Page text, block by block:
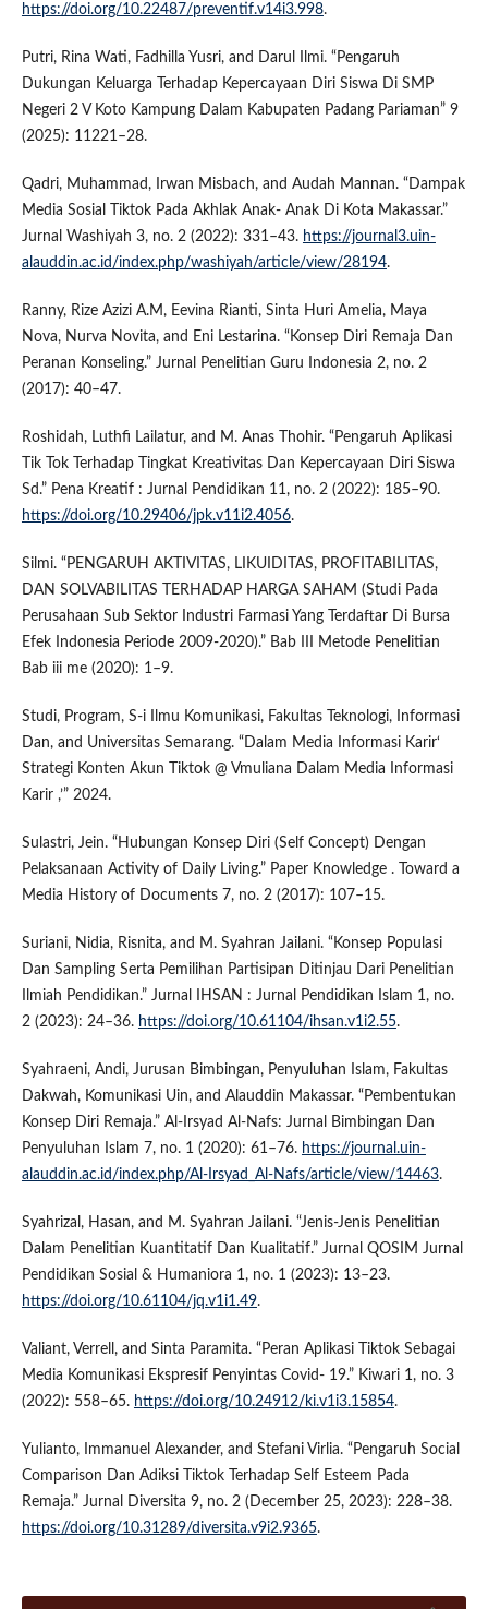
https://doi.org/10.22487/preventif.v14i3.998.
Putri, Rina Wati, Fadhilla Yusri, and Darul Ilmi. “Pengaruh
Dukungan Keluarga Terhadap Kepercayaan Diri Siswa Di SMP
Negeri 2 V Koto Kampung Dalam Kabupaten Padang Pariaman” 9
(2025): 11221–28.
Qadri, Muhammad, Irwan Misbach, and Audah Mannan. “Dampak
Media Sosial Tiktok Pada Akhlak Anak- Anak Di Kota Makassar.”
Jurnal Washiyah 3, no. 2 (2022): 331–43. https://journal3.uin-
alauddin.ac.id/index.php/washiyah/article/view/28194.
Ranny, Rize Azizi A.M, Eevina Rianti, Sinta Huri Amelia, Maya
Nova, Nurva Novita, and Eni Lestarina. “Konsep Diri Remaja Dan
Peranan Konseling.” Jurnal Penelitian Guru Indonesia 2, no. 2
(2017): 40–47.
Roshidah, Luthfi Lailatur, and M. Anas Thohir. “Pengaruh Aplikasi
Tik Tok Terhadap Tingkat Kreativitas Dan Kepercayaan Diri Siswa
Sd.” Pena Kreatif : Jurnal Pendidikan 11, no. 2 (2022): 185–90.
https://doi.org/10.29406/jpk.v11i2.4056.
Silmi. “PENGARUH AKTIVITAS, LIKUIDITAS, PROFITABILITAS,
DAN SOLVABILITAS TERHADAP HARGA SAHAM (Studi Pada
Perusahaan Sub Sektor Industri Farmasi Yang Terdaftar Di Bursa
Efek Indonesia Periode 2009-2020).” Bab III Metode Penelitian
Bab iii me (2020): 1–9.
Studi, Program, S-i Ilmu Komunikasi, Fakultas Teknologi, Informasi
Dan, and Universitas Semarang. “Dalam Media Informasi Karir‘
Strategi Konten Akun Tiktok @ Vmuliana Dalam Media Informasi
Karir ,’” 2024.
Sulastri, Jein. “Hubungan Konsep Diri (Self Concept) Dengan
Pelaksanaan Activity of Daily Living.” Paper Knowledge . Toward a
Media History of Documents 7, no. 2 (2017): 107–15.
Suriani, Nidia, Risnita, and M. Syahran Jailani. “Konsep Populasi
Dan Sampling Serta Pemilihan Partisipan Ditinjau Dari Penelitian
Ilmiah Pendidikan.” Jurnal IHSAN : Jurnal Pendidikan Islam 1, no.
2 (2023): 24–36. https://doi.org/10.61104/ihsan.v1i2.55.
Syahraeni, Andi, Jurusan Bimbingan, Penyuluhan Islam, Fakultas
Dakwah, Komunikasi Uin, and Alauddin Makassar. “Pembentukan
Konsep Diri Remaja.” Al-Irsyad Al-Nafs: Jurnal Bimbingan Dan
Penyuluhan Islam 7, no. 1 (2020): 61–76. https://journal.uin-
alauddin.ac.id/index.php/Al-Irsyad_Al-Nafs/article/view/14463.
Syahrizal, Hasan, and M. Syahran Jailani. “Jenis-Jenis Penelitian
Dalam Penelitian Kuantitatif Dan Kualitatif.” Jurnal QOSIM Jurnal
Pendidikan Sosial & Humaniora 1, no. 1 (2023): 13–23.
https://doi.org/10.61104/jq.v1i1.49.
Valiant, Verrell, and Sinta Paramita. “Peran Aplikasi Tiktok Sebagai
Media Komunikasi Ekspresif Penyintas Covid- 19.” Kiwari 1, no. 3
(2022): 558–65. https://doi.org/10.24912/ki.v1i3.15854.
Yulianto, Immanuel Alexander, and Stefani Virlia. “Pengaruh Social
Comparison Dan Adiksi Tiktok Terhadap Self Esteem Pada
Remaja.” Jurnal Diversita 9, no. 2 (December 25, 2023): 228–38.
https://doi.org/10.31289/diversita.v9i2.9365.